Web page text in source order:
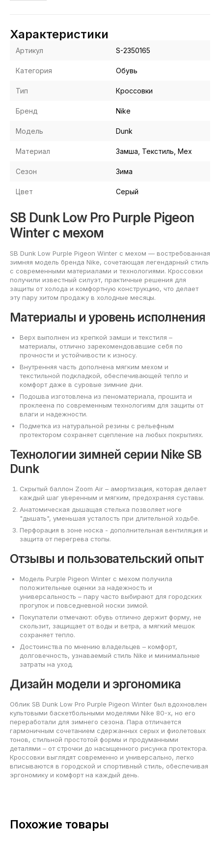
Характеристики
Артикул S-2350165
Категория Обувь
Тип Кроссовки
Бренд Nike
Модель Dunk
Материал Замша, Текстиль, Мех
Сезон Зима
Цвет Серый
SB Dunk Low Pro Purple Pigeon
Winter с мехом
SB Dunk Low Purple Pigeon Winter с мехом — востребованная
зимняя модель бренда Nike, сочетающая легендарный стиль
с современными материалами и технологиями. Кроссовки
получили известный силуэт, практичные решения для
защиты от холода и комфортную конструкцию, что делает
эту пару хитом продажу в холодные месяцы.
Материалы и уровень исполнения
Верх выполнен из крепкой замши и текстиля –
материалы, отлично зарекомендовавшие себя по
прочности и устойчивости к износу.
Внутренняя часть дополнена мягким мехом и
текстильной подкладкой, обеспечивающей тепло и
комфорт даже в суровые зимние дни.
Подошва изготовлена из пеноматериала, прошита и
проклеена по современным технологиям для защиты от
влаги и надежности.
Подметка из натуральной резины с рельефным
протектором сохраняет сцепление на любых покрытиях.
Технологии зимней серии Nike SB
Dunk
Скрытый баллон Zoom Air – амортизация, которая делает
каждый шаг уверенным и мягким, предохраняя суставы.
Анатомическая дышащая стелька позволяет ноге
"дышать", уменьшая усталость при длительной ходьбе.
Перфорация в зоне носка - дополнительная вентиляция и
защита от перегрева стопы.
Отзывы и пользовательский опыт
Модель Purple Pigeon Winter c мехом получила
положительные оценки за надежность и
универсальность – пару часто выбирают для городских
прогулок и повседневной носки зимой.
Покупатели отмечают: обувь отлично держит форму, не
скользит, защищает от воды и ветра, а мягкий мешок
сохраняет тепло.
Достоинства по мнению владельцев – комфорт,
долговечность, узнаваемый стиль Nike и минимальные
затраты на уход.
Дизайн модели и эргономика
Облик SB Dunk Low Pro Purple Pigeon Winter был вдохновлен
культовыми баскетбольными моделями Nike 80-х, но его
переработали для зимнего сезона. Пара отличается
гармоничным сочетанием сдержанных серых и фиолетовых
тонов, стильной простотой формы и продуманными
деталями – от строчки до насыщенного рисунка протектора.
Кроссовки выглядят современно и универсально, легко
вписываются в городской и спортивный стиль, обеспечивая
эргономику и комфорт на каждый день.
Похожие товары